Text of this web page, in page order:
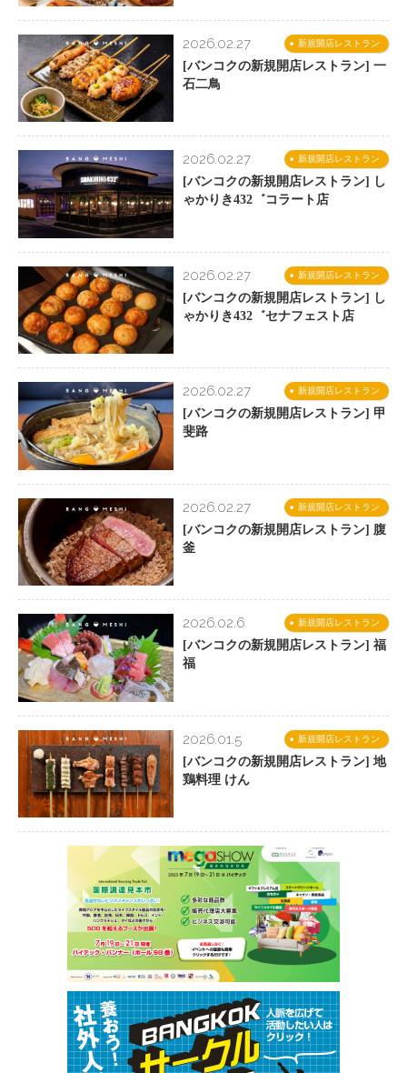
新規開店レストラン
2026.02.27
[バンコクの新規開店レストラン] 一
石二鳥
新規開店レストラン
2026.02.27
[バンコクの新規開店レストラン] し
ゃかりき432゛コラート店
新規開店レストラン
2026.02.27
[バンコクの新規開店レストラン] し
ゃかりき432゛セナフェスト店
新規開店レストラン
2026.02.27
[バンコクの新規開店レストラン] 甲
斐路
新規開店レストラン
2026.02.27
[バンコクの新規開店レストラン] 腹
釜
新規開店レストラン
2026.02.6
[バンコクの新規開店レストラン] 福
福
新規開店レストラン
2026.01.5
[バンコクの新規開店レストラン] 地
鶏料理 けん